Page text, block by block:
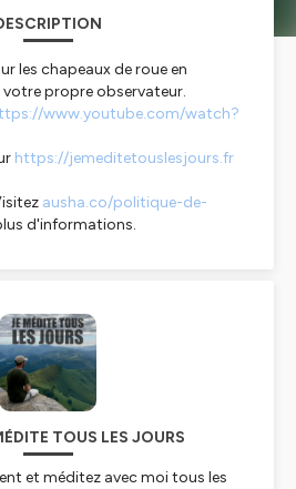
les chapeaux de roue en
propre observateur.
www.youtube.com/watch?
https://jemeditetouslesjours.fr
ausha.co/politique-de-
d'informations.
TOUS LES JOURS
et méditez avec moi tous les